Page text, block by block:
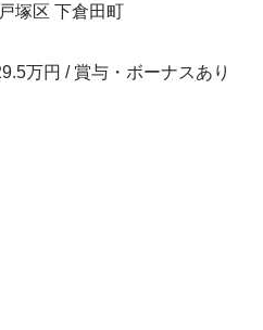
塚区 下倉田町
万円 / 賞与・ボーナスあり